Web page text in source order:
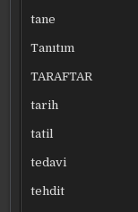
tane
Tanıtım
TARAFTAR
tarih
tatil
tedavi
tehdit